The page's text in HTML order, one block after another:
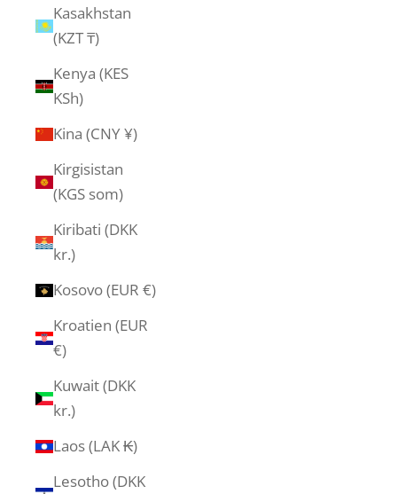
Kasakhstan
(KZT ₸)
Kenya (KES
KSh)
Kina (CNY ¥)
Kirgisistan
(KGS som)
Kiribati (DKK
kr.)
Kosovo (EUR €)
Kroatien (EUR
€)
Kuwait (DKK
kr.)
Laos (LAK ₭)
Lesotho (DKK